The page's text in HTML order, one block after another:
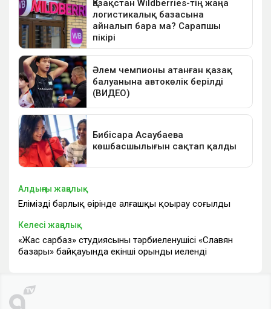
Алдыңғы жаңалық
Еліміздің барлық өңірінде алғашқы қоңырау соғылды
Келесі жаңалық
«Жас сарбаз» студиясының тәрбиеленушісі «Славян
базары» байқауында екінші орынды иеленді